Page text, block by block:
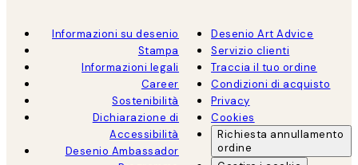
Informazioni su desenio
Stampa
Informazioni legali
Career
Sostenibilità
Dichiarazione di
Accessibilità
Desenio Ambassador
Desenio Art Advice
Servizio clienti
Traccia il tuo ordine
Condizioni di acquisto
Privacy
Cookies
Richiesta annullamento
ordine